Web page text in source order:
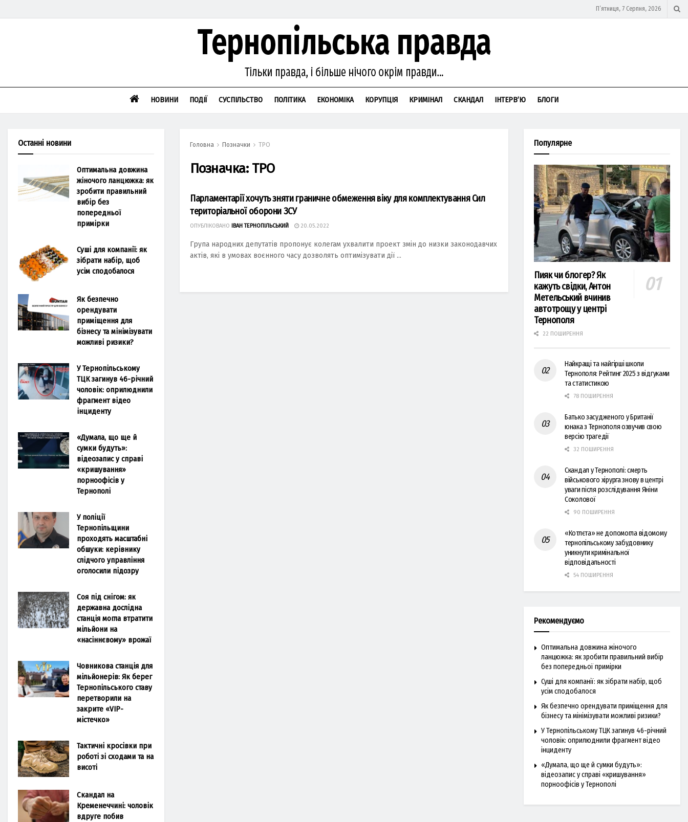
П’ятниця, 7 Серпня, 2026
НОВИНИ ПОДІЇ СУСПІЛЬСТВО ПОЛІТИКА ЕКОНОМІКА КОРУПЦІЯ КРИМІНАЛ СКАНДАЛ ІНТЕРВ’Ю БЛОГИ
Головна Позначки ТРО
Позначка: ТРО
Парламентарії хочуть зняти граничне обмеження віку для комплектування Сил
територіальної оборони ЗСУ
ОПУБЛІКОВАНО ІВАН ТЕРНОПІЛЬСЬКИЙ 20.05.2022
Група народних депутатів пропонує колегам ухвалити проект змін до низки законодавчих
актів, які в умовах воєнного часу дозволять оптимізувати дії ...
Останні новини
Оптимальна довжина
жіночого ланцюжка: як
зробити правильний
вибір без
попередньої
примірки
Суші для компанії: як
зібрати набір, щоб
усім сподобалося
Як безпечно
орендувати
приміщення для
бізнесу та мінімізувати
можливі ризики?
У Тернопільському
ТЦК загинув 46-річний
чоловік: оприлюднили
фрагмент відео
інциденту
«Думала, що ще й
сумки будуть»:
відеозапис у справі
«кришування»
порноофісів у
Тернополі
У поліції
Тернопільщини
проходять масштабні
обшуки: керівнику
слідчого управління
оголосили підозру
Соя під снігом: як
державна дослідна
станція могла втратити
мільйони на
«насіннєвому» врожаї
Човникова станція для
мільйонерів: Як берег
Тернопільського ставу
перетворили на
закрите «VIP-
містечко»
Тактичні кросівки при
роботі зі сходами та на
висоті
Скандал на
Кременеччині: чоловік
вдруге побив
Популярне
Пияк чи блогер? Як
кажуть свідки, Антон
Метельський вчинив
автотрощу у центрі
Тернополя
22 ПОШИРЕННЯ
Найкращі та найгірші школи
Тернополя: Рейтинг 2025 з відгуками
та статистикою
78 ПОШИРЕННЯ
Батько засудженого у Британії
юнака з Тернополя озвучив свою
версію трагедії
32 ПОШИРЕННЯ
Скандал у Тернополі: смерть
військового хірурга знову в центрі
уваги після розслідування Яніни
Соколової
90 ПОШИРЕННЯ
«Котлєта» не допомогла відомому
тернопільському забудовнику
уникнути кримінальної
відповідальності
54 ПОШИРЕННЯ
Рекомендуємо
Оптимальна довжина жіночого
ланцюжка: як зробити правильний вибір
без попередньої примірки
Суші для компанії: як зібрати набір, щоб
усім сподобалося
Як безпечно орендувати приміщення для
бізнесу та мінімізувати можливі ризики?
У Тернопільському ТЦК загинув 46-річний
чоловік: оприлюднили фрагмент відео
інциденту
«Думала, що ще й сумки будуть»:
відеозапис у справі «кришування»
порноофісів у Тернополі